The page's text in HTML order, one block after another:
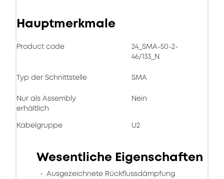
Hauptmerkmale
Product code
24_SMA-50-2-
46/133_N
Typ der Schnittstelle SMA
Nur als Assembly
erhältlich
Nein
Kabelgruppe U2
Wesentliche Eigenschaften
Ausgezeichnete Rückflussdämpfung